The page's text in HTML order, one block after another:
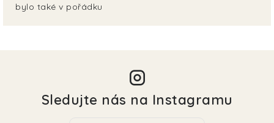
bylo také v pořádku
Sledujte nás na Instagramu